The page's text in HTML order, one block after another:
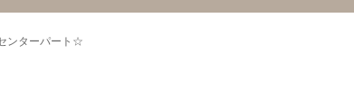
ンターパート☆